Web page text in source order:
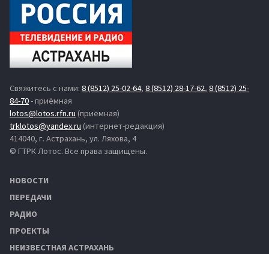
Свяжитесь с нами: 8 (8512) 25-02-64, 8 (8512) 28-17-62, 8 (8512) 25-
84-70- приёмная
lotos@lotos.rfn.ru (приёмная)
trklotos@yandex.ru (интернет-редакция)
414040, г. Астрахань, ул. Ляхова, 4
© ГТРК Лотос. Все права защищены.
НОВОСТИ
ПЕРЕДАЧИ
РАДИО
ПРОЕКТЫ
НЕИЗВЕСТНАЯ АСТРАХАНЬ